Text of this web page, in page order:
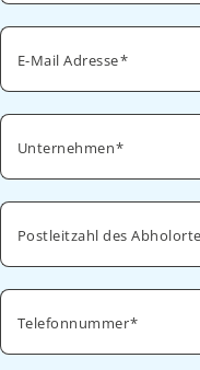
E-Mail Adresse
Unternehmen
Postleitzahl des
Telefonnummer